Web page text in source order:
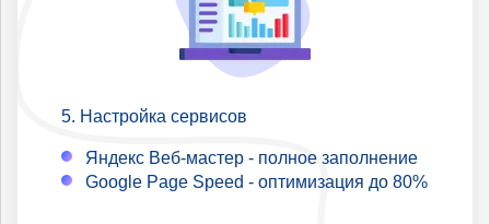
Настройка сервисов
Яндекс Веб-мастер - полное заполнение
Google Page Speed - оптимизация до 80%